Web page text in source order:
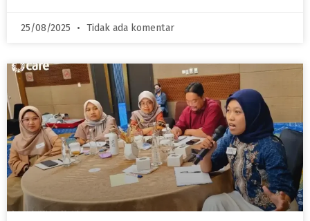
25/08/2025 Tidak ada komentar